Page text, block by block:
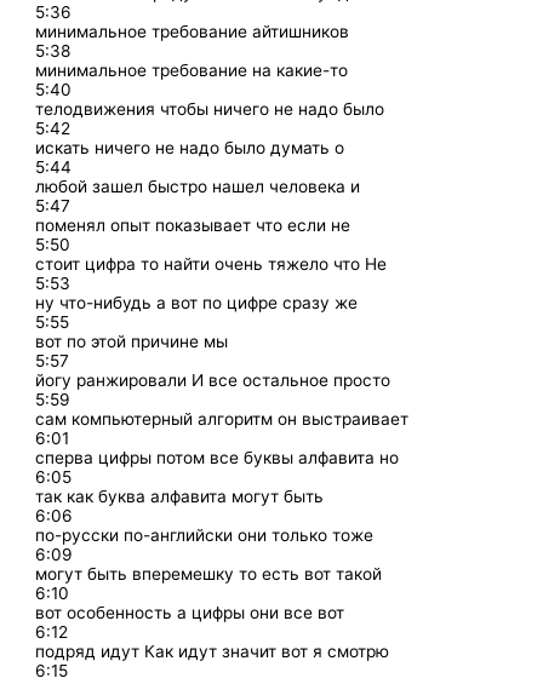
5:36
минимальное требование айтишников
5:38
минимальное требование на какие-то
5:40
телодвижения чтобы ничего не надо было
5:42
искать ничего не надо было думать о
5:44
любой зашел быстро нашел человека и
5:47
поменял опыт показывает что если не
5:50
стоит цифра то найти очень тяжело что Не
5:53
ну что-нибудь а вот по цифре сразу же
5:55
вот по этой причине мы
5:57
йогу ранжировали И все остальное просто
5:59
сам компьютерный алгоритм он выстраивает
6:01
сперва цифры потом все буквы алфавита но
6:05
так как буква алфавита могут быть
6:06
по-русски по-английски они только тоже
6:09
могут быть вперемешку то есть вот такой
6:10
вот особенность а цифры они все вот
6:12
подряд идут Как идут значит вот я смотрю
6:15